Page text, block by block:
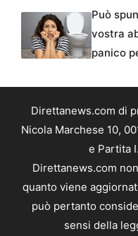
Può
vostra
panico
Direttanews.com di
Nicola Marchese 10,
e Partita
Direttanews.com
quanto viene
può pertanto
sensi della